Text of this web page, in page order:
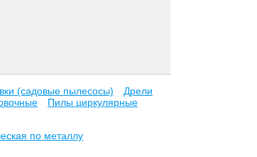
(садовые пылесосы)
Дрели
Пилы циркулярные
по металлу